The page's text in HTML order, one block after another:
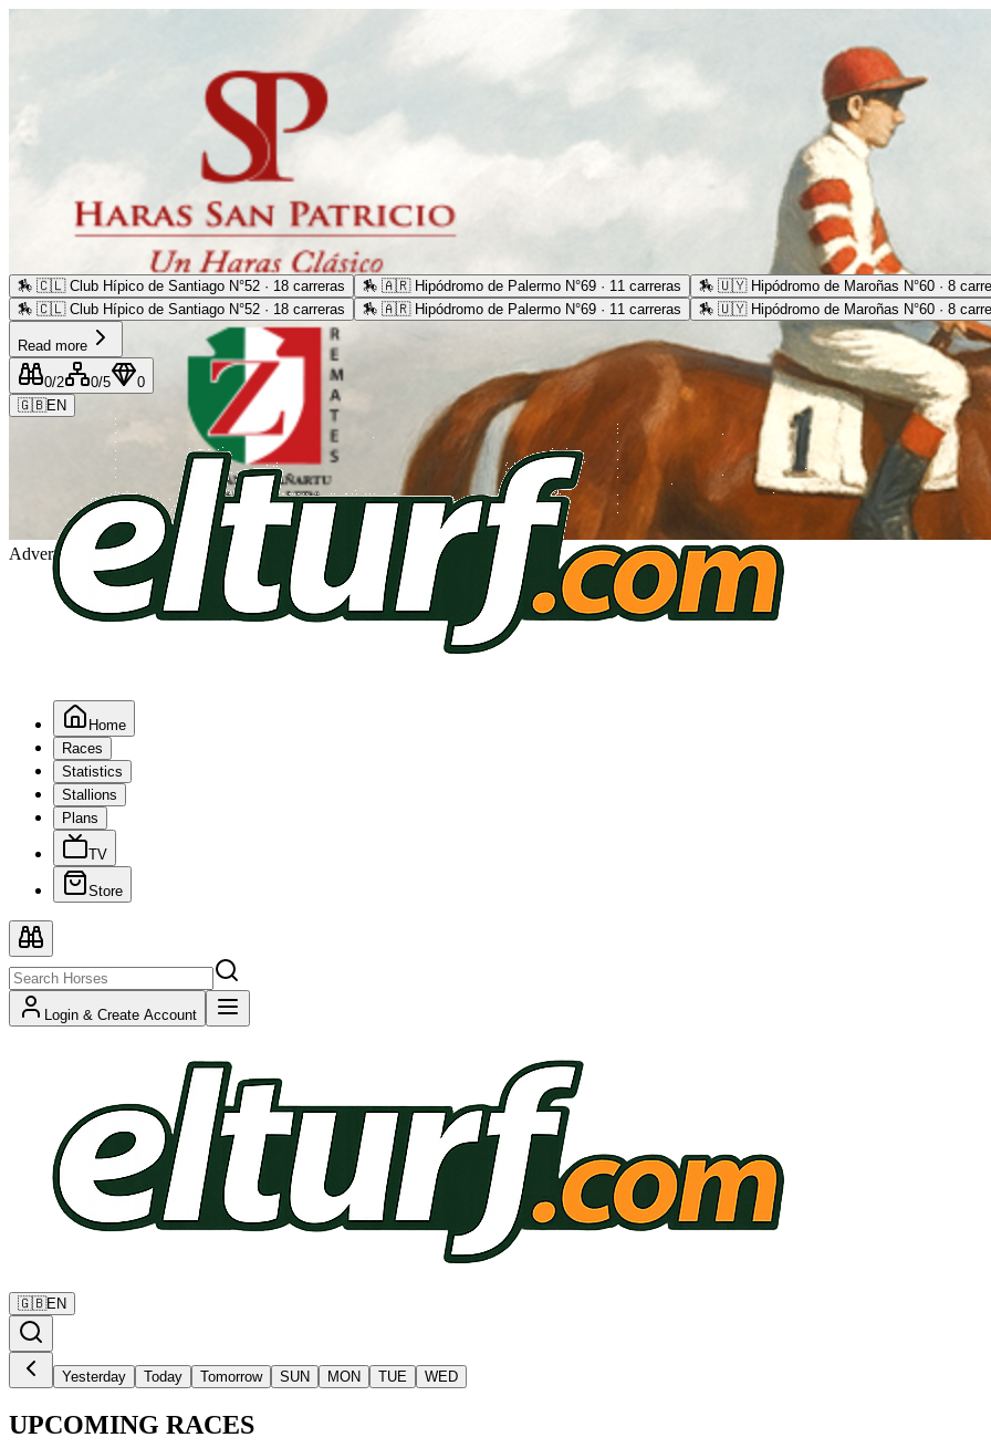
Advertising
🏇 🇨🇱 Club Hípico de Santiago N°52 · 18 carreras 🏇 🇦🇷 Hipódromo de Palermo N°69 · 11 carreras 🏇 🇺🇾 Hipódromo de Maroñas N°60 · 8
🏇 🇨🇱 Club Hípico de Santiago N°52 · 18 carreras 🏇 🇦🇷 Hipódromo de Palermo N°69 · 11 carreras 🏇 🇺🇾 Hipódromo de Maroñas N°60 · 8
Read more
0/2 0/5
0
🇬🇧EN
Home
Races
Statistics
Stallions
Plans
TV
Store
Login & Create Account
🇬🇧EN
Yesterday Today Tomorrow SUN MON TUE WED
UPCOMING RACES